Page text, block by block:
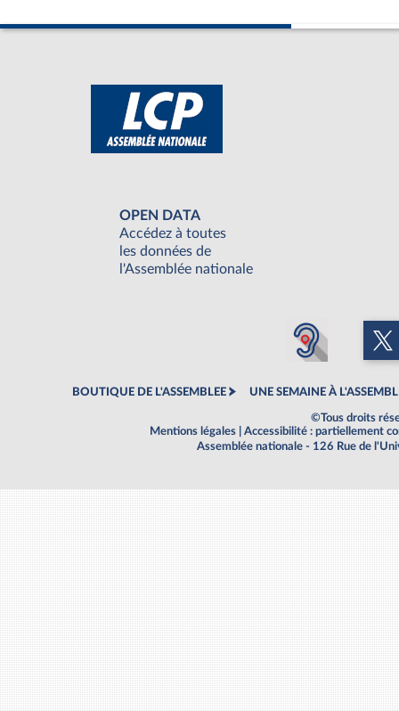
OPEN DATA
Accédez à toutes
les données de
l'Assemblée nationale
BOUTIQUE DE L'ASSEMBLEE UNE SEMAINE À
©Tous droits
Mentions légales
Accessibilité : partiellement
Assemblée nationale - 126 Rue de